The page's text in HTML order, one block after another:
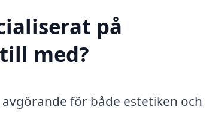
på
med?
för både estetiken och